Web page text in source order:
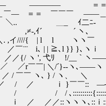
￣￣￣￣‐―
＿＿￣― ＝＝ ￣￣￣
.. ＿_ ｲ二ﾆ‐
ｲ´ ´ ヽ
{ | l l ヽヽ
| ≧､l }} }､ヽｉ
ヽ ', 弋ﾘ !/__｀ヽ
| ＼/´}--ヽ､――ヽ
／ / ￣￣ ヽ､ } / ヽ
/ ／ ｉ }￣￣::
､::::::::::{:::::::/
ヽヽ､::ｉ::::/‐7